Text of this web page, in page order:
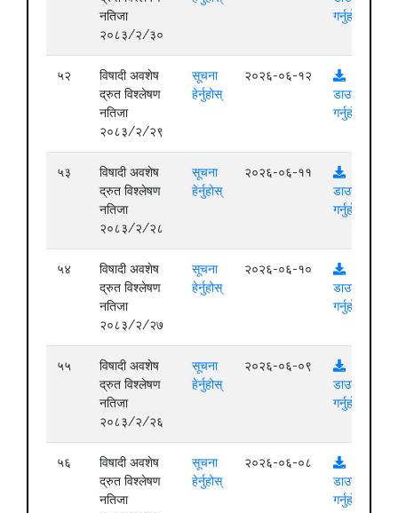
नतिजा
२०८३/२/३०
गर्नुहोस्
५२
विषादी अवशेष
द्रुत विश्लेषण
नतिजा
२०८३/२/२९
सूचना
हेर्नुहोस्
२०२६-०६-१२
डाउनलोड
गर्नुहोस्
५३
विषादी अवशेष
द्रुत विश्लेषण
नतिजा
२०८३/२/२८
सूचना
हेर्नुहोस्
२०२६-०६-११
डाउनलोड
गर्नुहोस्
५४
विषादी अवशेष
द्रुत विश्लेषण
नतिजा
२०८३/२/२७
सूचना
हेर्नुहोस्
२०२६-०६-१०
डाउनलोड
गर्नुहोस्
५५
विषादी अवशेष
द्रुत विश्लेषण
नतिजा
२०८३/२/२६
सूचना
हेर्नुहोस्
२०२६-०६-०९
डाउनलोड
गर्नुहोस्
५६
विषादी अवशेष
द्रुत विश्लेषण
नतिजा
सूचना
हेर्नुहोस्
२०२६-०६-०८
डाउनलोड
गर्नुहोस्